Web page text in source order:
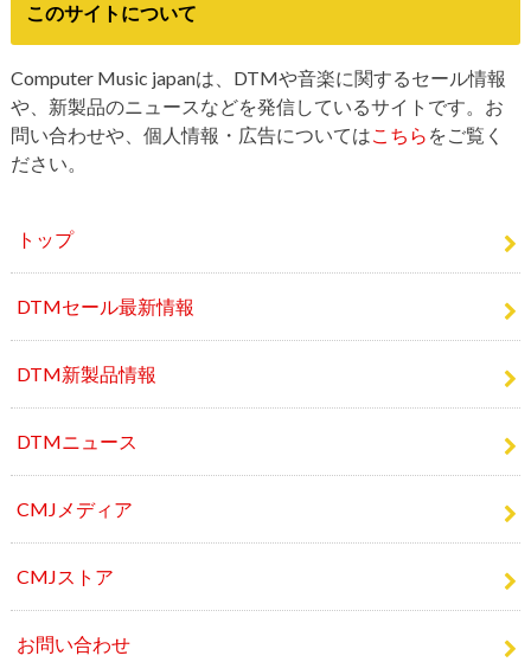
Computer Music japanは、DTMや音楽に関するセール情報
や、新製品のニュースなどを発信しているサイトです。お
問い合わせや、個人情報・広告についてはこちらをご覧く
ださい。
トップ
DTMセール最新情報
DTM新製品情報
DTMニュース
CMJメディア
CMJストア
お問い合わせ